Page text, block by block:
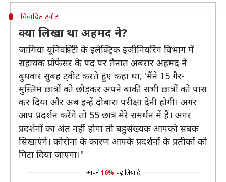
विवादित ट्वीट
क्या लिखा था अहमद ने?
जामिया यूनिवर्सिटी के इलेक्ट्रिक इंजीनियरिंग विभाग में
सहायक प्रोफेसर के पद पर तैनात अबरार अहमद ने
बुधवार सुबह ट्वीट करते हुए कहा था, 'मैंने 15 गैर-
मुस्लिम छात्रों को छोड़कर अपने बाकी सभी छात्रों को पास
कर दिया और अब इन्हें दोबारा परीक्षा देनी होगी। अगर
आप प्रदर्शन करेंगे तो 55 छात्र मेरे समर्थन में हैं। अगर
प्रदर्शनों का अंत नहीं होगा तो बहुसंख्यक आपको सबक
सिखाएंगे। कोरोना के कारण आपके प्रदर्शनों के प्रतीकों को
मिटा दिया जाएगा।"
आपने 16% पढ़ लिया है